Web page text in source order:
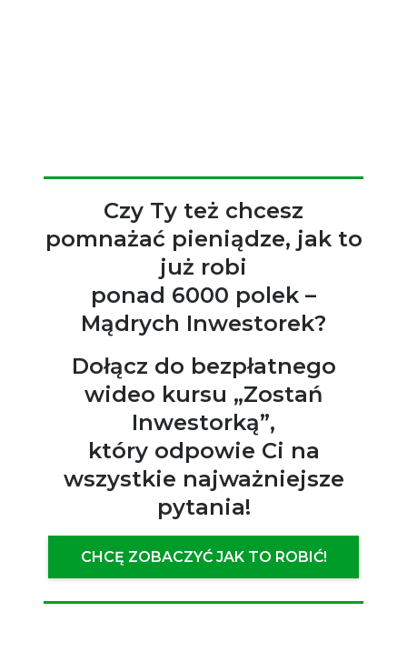
Czy Ty też chcesz
pomnażać pieniądze, jak to
już robi
ponad 6000 polek –
Mądrych Inwestorek?
Dołącz do bezpłatnego
wideo kursu „Zostań
Inwestorką”,
który odpowie Ci na
wszystkie najważniejsze
pytania!
CHCĘ ZOBACZYĆ JAK TO ROBIĆ!